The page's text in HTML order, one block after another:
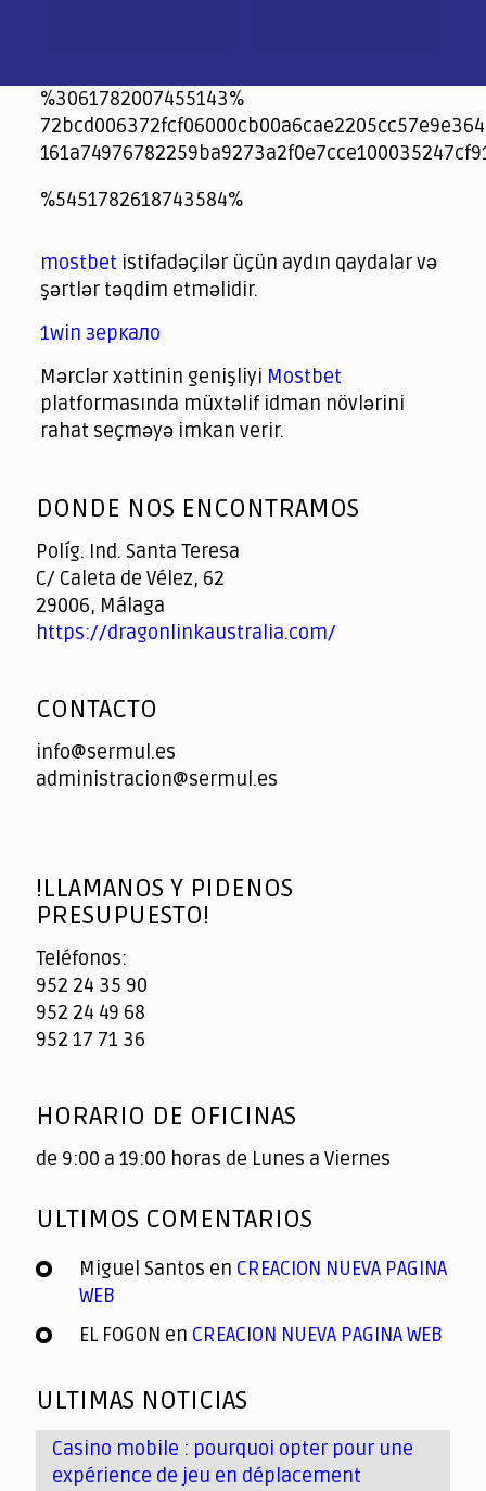
%3061782007455143%
jeetcity
1xbet
jeet city casino
%5451782618743584%
spintiger
Avabet
Spinrise
Crown Green
Crowngreen casino login
슈가 러쉬1000 슬롯
crazy time casino online
1xcasinozambia.com
codingworldnews.com
parimatch.kr
winorio
winorio casino
winorio
mostbet istifadəçilər üçün aydın qaydalar və
şərtlər təqdim etməlidir.
1win зеркало
Mərclər xəttinin genişliyi Mostbet
platformasında müxtəlif idman növlərini
rahat seçməyə imkan verir.
of
DONDE NOS ENCONTRAMOS
Políg. Ind. Santa Teresa
C/ Caleta de Vélez, 62
29006, Málaga
https://dragonlinkaustralia.com/
CONTACTO
info@sermul.es
administracion@sermul.es
!LLAMANOS Y PIDENOS
PRESUPUESTO!
Teléfonos:
952 24 35 90
952 24 49 68
952 17 71 36
HORARIO DE OFICINAS
de 9:00 a 19:00 horas de Lunes a Viernes
ULTIMOS COMENTARIOS
Miguel Santos en CREACION NUEVA PAGINA
WEB
EL FOGON en CREACION NUEVA PAGINA WEB
ULTIMAS NOTICIAS
Casino mobile : pourquoi opter pour une
expérience de jeu en déplacement